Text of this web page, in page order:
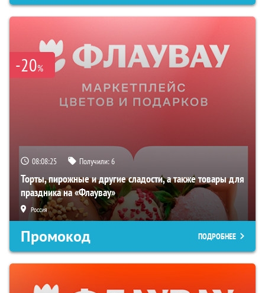
-20%
08:08:24 Получили:6
Торты, пирожные и другие сладости, а также товары для
праздника на «Флаувау»
Россия
Промокод ПОДРОБНЕЕ